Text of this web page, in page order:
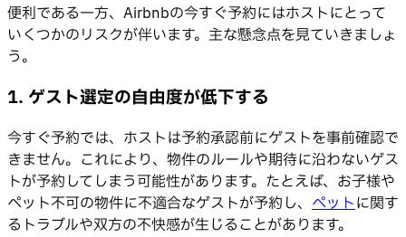
便利である一方、Airbnbの今すぐ予約にはホストにとって
いくつかのリスクが伴います。主な懸念点を見ていきましょ
う。
1. ゲスト選定の自由度が低下する
今すぐ予約では、ホストは予約承認前にゲストを事前確認で
きません。これにより、物件のルールや期待に沿わないゲス
トが予約してしまう可能性があります。たとえば、お子様や
ペット不可の物件に不適合なゲストが予約し、 ペットに関す
るトラブルや双方の不快感が生じることがあります。